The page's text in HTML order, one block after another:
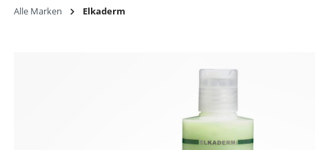
Alle Marken Elkaderm